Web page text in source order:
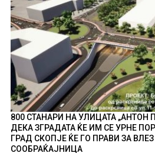
800 СТАНАРИ НА УЛИЦАТА „АНТОН
ДЕКА ЗГРАДАТА ЌЕ ИМ СЕ УРНЕ
ГРАД СКОПЈЕ ЌЕ ГО ПРАВИ ЗА
СООБРАЌАЈНИЦА